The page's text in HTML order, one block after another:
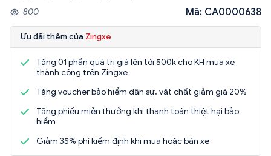
800 Mã: CA0000638
Ưu đãi thêm của Zingxe
Tặng 01 phần quà trị giá lên tới 500k cho KH mua xe
thành công trên Zingxe
Tặng voucher bảo hiểm dân sự, vật chất giảm giá 20%
Tặng phiếu miễn thưởng khi thanh toán thiệt hại bảo
hiểm
Giảm 35% phí kiểm định khi mua hoặc bán xe